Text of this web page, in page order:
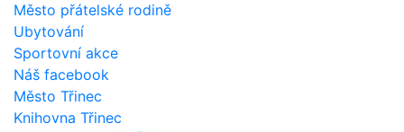
Město přátelské rodině
Ubytování
Sportovní akce
Náš facebook
Město Třinec
Knihovna Třinec